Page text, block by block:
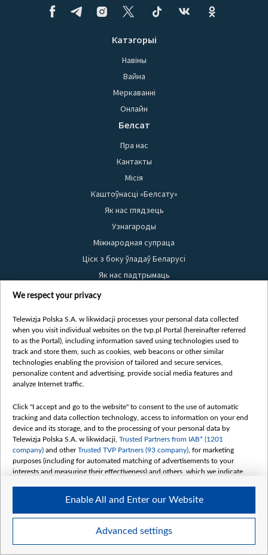
Катэгорыі
Навіны
Вайна
Меркаванні
Онлайн
Белсат
Пра нас
Кантакты
Місія
Каштоўнасці «Белсату»
Як нас глядзець
Узнагароды
Міжнародная супраца
Ціск з боку ўладаў Беларусі
Як нас падтрымаць
Правілы выкарыстання матэрыялаў
Бяспека
Youtube
Белсат news
Белсат Shorts
Жэстачайшы мульт
Belsat English
Biełsat PL
Белсат Now
Белсат History
Белсат Music
Белсат Doc
My consents
We respect your privacy
Telewizja Polska S.A. w likwidacji processes your personal data collected
when you visit individual websites on the tvp.pl Portal (hereinafter referred
to as the Portal), including information saved using technologies used to
track and store them, such as cookies, web beacons or other similar
technologies enabling the provision of tailored and secure services,
personalize content and advertising, provide social media features and
analyze Internet traffic.
Click "I accept and go to the website" to consent to the use of automatic
tracking and data collection technology, access to information on your end
device and its storage, and to the processing of your personal data by
Telewizja Polska S.A. w likwidacji, Trusted Partners from IAB* (1201
company) and otherTrusted TVP Partners (93 company) , for marketing
purposes (including for automated matching of advertisements to your
interests and measuring their effectiveness) and others, which we indicate
The purposes of processing your data by TVP S.A. w likwidacji are as
follows:
Use limited data to select advertising
Create profiles for personalised advertising
Advanced settings
Enable All and Enter our Website